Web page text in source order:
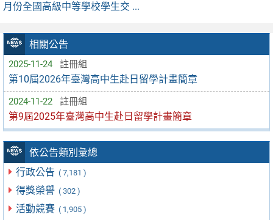
相關公告
2025-11-24 註冊組
第10屆2026年臺灣高中生赴日留學計畫簡章
2024-11-22 註冊組
第9屆2025年臺灣高中生赴日留學計畫簡章
依公告類別彙總
行政公告 ( 7,181 )
得獎榮譽 ( 302 )
活動競賽 ( 1,905 )
月份全國高級中等學校學生交 ...